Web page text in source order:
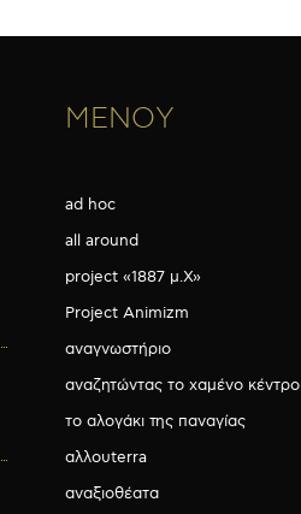
ΜΕΝΟΥ
ad hoc
all around
project «1887 μ.Χ»
Project Animizm
αναγνωστήριο
αναζητώντας το χαμένο κέντρο
το αλογάκι της παναγίας
αλλουterra
αναξιοθέατα